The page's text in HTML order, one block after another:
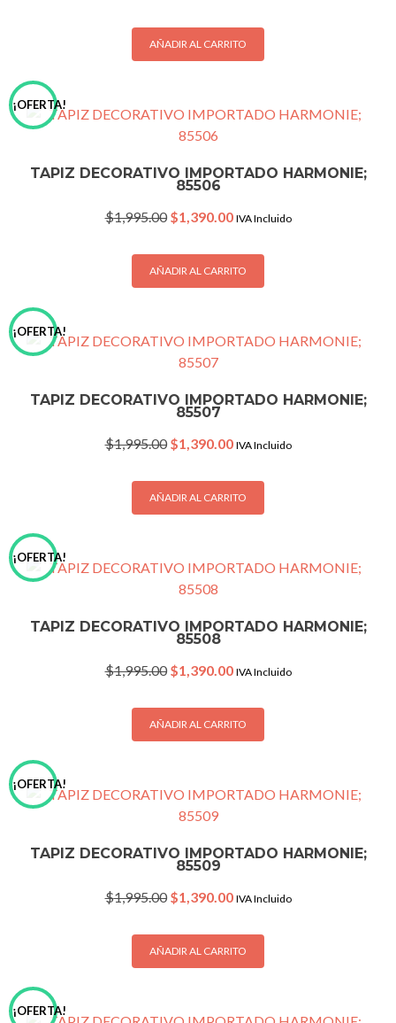
was:
$1,995.00.
is:
$1,390.00.
AÑADIR AL CARRITO
¡OFERTA!
TAPIZ DECORATIVO IMPORTADO HARMONIE;
85506
$1,995.00 Original
was:
$1,995.00.
$1,390.00Current
is:
$1,390.00.
IVA Incluido
AÑADIR AL CARRITO
¡OFERTA!
TAPIZ DECORATIVO IMPORTADO HARMONIE;
85507
$1,995.00 Original
was:
$1,995.00.
$1,390.00Current
is:
$1,390.00.
IVA Incluido
AÑADIR AL CARRITO
¡OFERTA!
TAPIZ DECORATIVO IMPORTADO HARMONIE;
85508
$1,995.00 Original
was:
$1,995.00.
$1,390.00Current
is:
$1,390.00.
IVA Incluido
AÑADIR AL CARRITO
¡OFERTA!
TAPIZ DECORATIVO IMPORTADO HARMONIE;
85509
$1,995.00 Original
was:
$1,995.00.
$1,390.00Current
is:
$1,390.00.
IVA Incluido
AÑADIR AL CARRITO
¡OFERTA!